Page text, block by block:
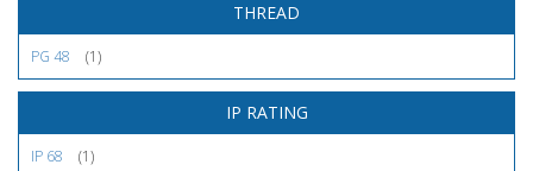
THREAD
PG 48 (1)
IP RATING
IP 68 (1)